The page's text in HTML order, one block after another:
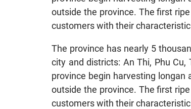
outside the province. The first
customers with their
The province has nearly 5
city and districts: An Thi, Phu Cu,
province begin harvesting
outside the province. The first
customers with their